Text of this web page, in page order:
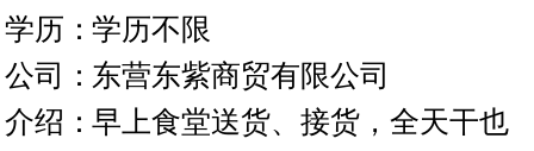
学历：学历不限
公司：东营东紫商贸有限公司
介绍：早上食堂送货、接货，全天干也